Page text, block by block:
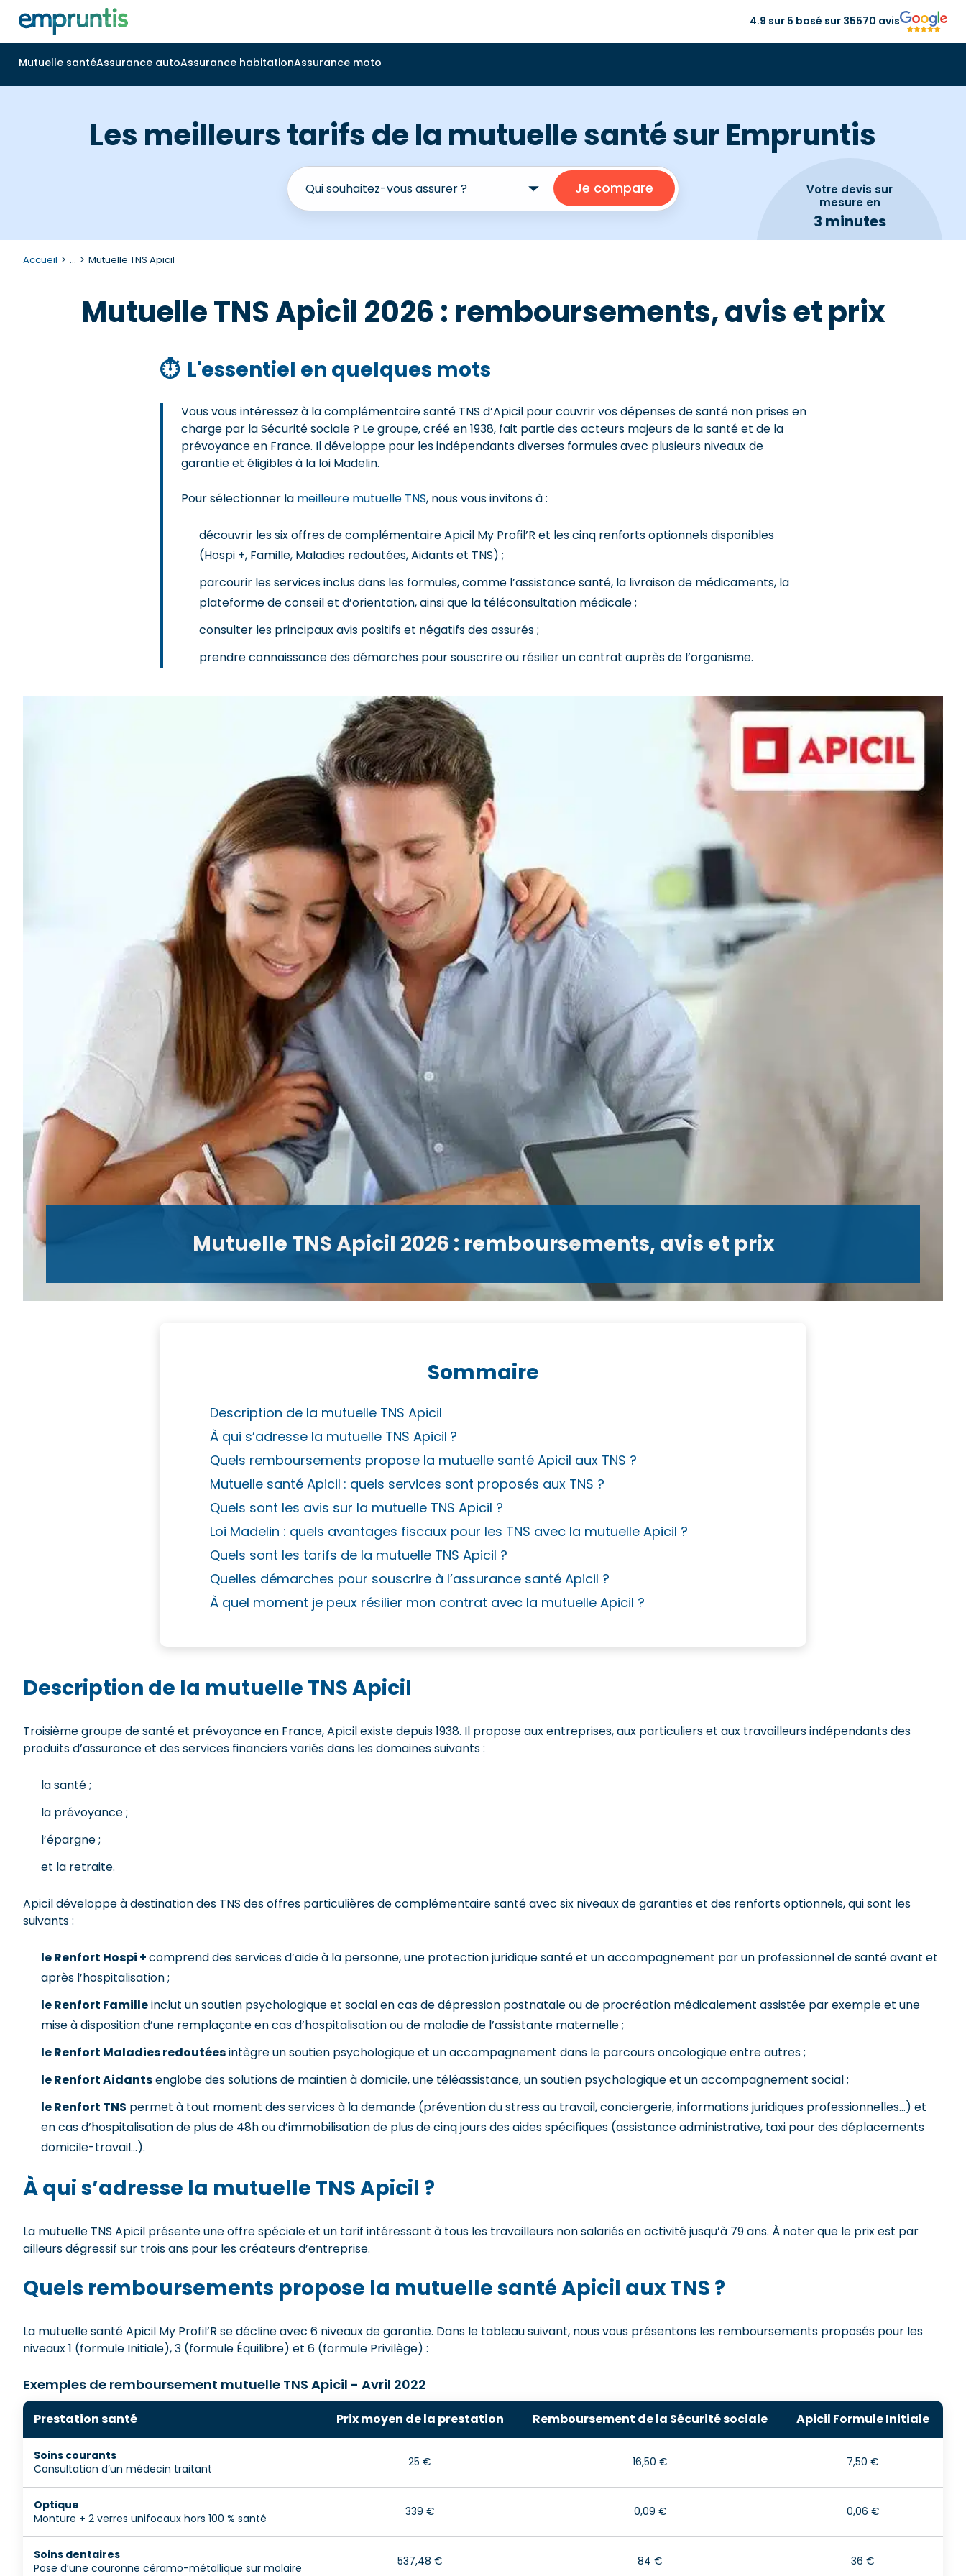
4.9 sur 5 basé sur 35570 avis
Mutuelle santéAssurance autoAssurance habitationAssurance moto
Les meilleurs tarifs de la mutuelle santé sur Empruntis
Votre devis sur
mesure en
3 minutes
Accueil ... Mutuelle TNS Apicil
Mutuelle TNS Apicil 2026 : remboursements, avis et prix
⏱ L'essentiel en quelques mots
Vous vous intéressez à la complémentaire santé TNS d’Apicil pour couvrir vos dépenses de santé non prises en
charge par la Sécurité sociale ? Le groupe, créé en 1938, fait partie des acteurs majeurs de la santé et de la
prévoyance en France. Il développe pour les indépendants diverses formules avec plusieurs niveaux de
garantie et éligibles à la loi Madelin.
Pour sélectionner la meilleure mutuelle TNS, nous vous invitons à :
découvrir les six offres de complémentaire Apicil My Profil’R et les cinq renforts optionnels disponibles
(Hospi +, Famille, Maladies redoutées, Aidants et TNS) ;
parcourir les services inclus dans les formules, comme l’assistance santé, la livraison de médicaments, la
plateforme de conseil et d’orientation, ainsi que la téléconsultation médicale ;
consulter les principaux avis positifs et négatifs des assurés ;
prendre connaissance des démarches pour souscrire ou résilier un contrat auprès de l’organisme.
Mutuelle TNS Apicil 2026 : remboursements, avis et prix
Sommaire
Description de la mutuelle TNS Apicil
À qui s’adresse la mutuelle TNS Apicil ?
Quels remboursements propose la mutuelle santé Apicil aux TNS ?
Mutuelle santé Apicil : quels services sont proposés aux TNS ?
Quels sont les avis sur la mutuelle TNS Apicil ?
Loi Madelin : quels avantages fiscaux pour les TNS avec la mutuelle Apicil ?
Quels sont les tarifs de la mutuelle TNS Apicil ?
Quelles démarches pour souscrire à l’assurance santé Apicil ?
À quel moment je peux résilier mon contrat avec la mutuelle Apicil ?
Description de la mutuelle TNS Apicil
Troisième groupe de santé et prévoyance en France, Apicil existe depuis 1938. Il propose aux entreprises, aux particuliers et aux travailleurs indépendants des
produits d’assurance et des services financiers variés dans les domaines suivants :
la santé ;
la prévoyance ;
l’épargne ;
et la retraite.
Apicil développe à destination des TNS des offres particulières de complémentaire santé avec six niveaux de garanties et des renforts optionnels, qui sont les
suivants :
le Renfort Hospi +comprend des services d’aide à la personne, une protection juridique santé et un accompagnement par un professionnel de santé avant et
après l’hospitalisation ;
le Renfort Familleinclut un soutien psychologique et social en cas de dépression postnatale ou de procréation médicalement assistée par exemple et une
mise à disposition d’une remplaçante en cas d’hospitalisation ou de maladie de l’assistante maternelle ;
le Renfort Maladies redoutéesintègre un soutien psychologique et un accompagnement dans le parcours oncologique entre autres ;
le Renfort Aidantsenglobe des solutions de maintien à domicile, une téléassistance, un soutien psychologique et un accompagnement social ;
le Renfort TNS permet à tout moment des services à la demande (prévention du stress au travail, conciergerie, informations juridiques professionnelles…) et
en cas d’hospitalisation de plus de 48h ou d’immobilisation de plus de cinq jours des aides spécifiques (assistance administrative, taxi pour des déplacements
domicile-travail…).
À qui s’adresse la mutuelle TNS Apicil ?
La mutuelle TNS Apicil présente une offre spéciale et un tarif intéressant à tous les travailleurs non salariés en activité jusqu’à 79 ans. À noter que le prix est par
ailleurs dégressif sur trois ans pour les créateurs d’entreprise.
Quels remboursements propose la mutuelle santé Apicil aux TNS ?
La mutuelle santé Apicil My Profil’R se décline avec 6 niveaux de garantie. Dans le tableau suivant, nous vous présentons les remboursements proposés pour les
niveaux 1 (formule Initiale), 3 (formule Équilibre) et 6 (formule Privilège) :
Exemples de remboursement mutuelle TNS Apicil - Avril 2022
Prestation santé Prix moyen de la prestation Remboursement de la Sécurité sociale Apicil Formule Initiale
Soins courants
Consultation d’un médecin traitant
25 € 16,50 € 7,50 €
Optique
Monture + 2 verres unifocaux hors 100 % santé
339 € 0,09 € 0,06 €
Soins dentaires
Pose d’une couronne céramo-métallique sur molaire
537,48 € 84 € 36 €